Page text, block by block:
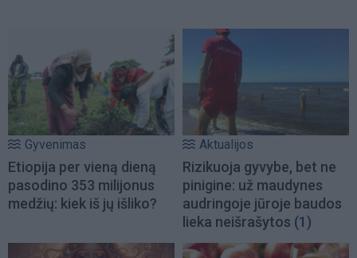
Gyvenimas
Etiopija per vieną dieną
pasodino 353 milijonus
medžių: kiek iš jų išliko?
Aktualijos
Rizikuoja gyvybe, bet ne
pinigine: už maudynes
audringoje jūroje baudos
lieka neišrašytos (1)